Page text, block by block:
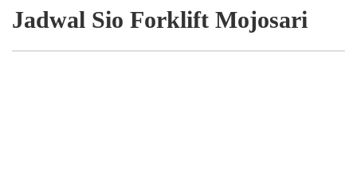
Jadwal Sio Forklift Mojosari